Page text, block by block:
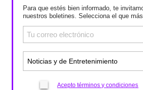
Para que estés bien informado, te
nuestros boletines. Selecciona el que
Acepto términos y condiciones